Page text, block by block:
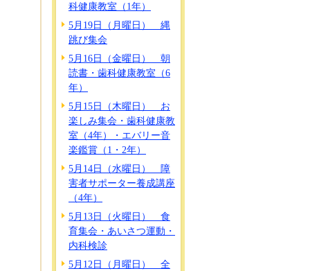
科健康教室（1年）
5月19日（月曜日） 縄
跳び集会
5月16日（金曜日） 朝
読書・歯科健康教室（6
年）
5月15日（木曜日） お
楽しみ集会・歯科健康教
室（4年）・エバリー音
楽鑑賞（1・2年）
5月14日（水曜日） 障
害者サポーター養成講座
（4年）
5月13日（火曜日） 食
育集会・あいさつ運動・
内科検診
5月12日（月曜日） 全